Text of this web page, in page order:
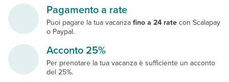
Pagamento a rate
Puoi pagare la tua vacanzafino a 24 ratecon Scalapay
o Paypal.
Acconto 25%
Per prenotare la tua vacanza è sufficiente un acconto
del 25%.